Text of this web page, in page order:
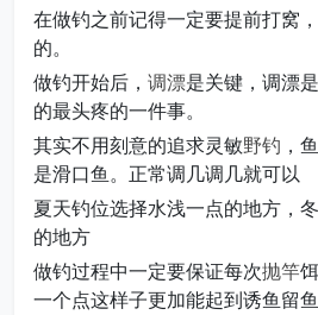
在做钓之前记得一定要提前打窝
的。
做钓开始后， 调漂是关键，调漂
的最头疼的一件事。
其实不用刻意的追求灵敏野钓 ，
是滑口鱼。正常调几调几就可以
夏天钓位选择水浅一点的地方，
的地方
做钓过程中一定要保证每次抛竿
一个点这样子更加能起到诱鱼留鱼